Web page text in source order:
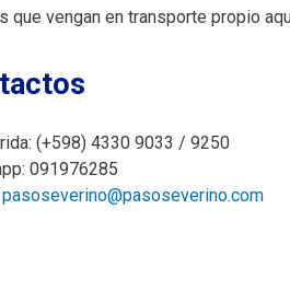
que vengan en transporte propio
(+598) 4330 9033 / 9250
091976285
pasoseverino@pasoseverino.com